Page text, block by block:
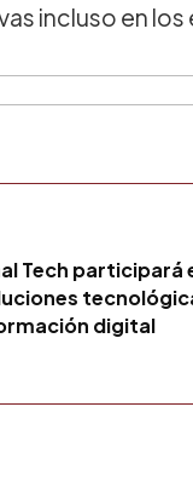
incluso en
Tech participará
digital